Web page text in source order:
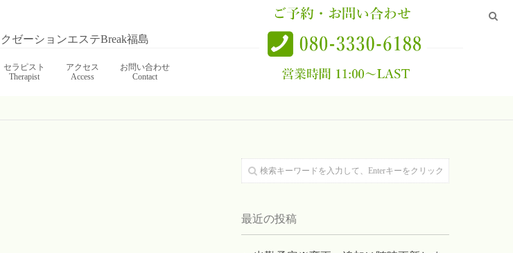
ゼーションエステBreak福島
セラピスト
Therapist
アクセス
Access
お問い合わせ
Contact
最近の投稿